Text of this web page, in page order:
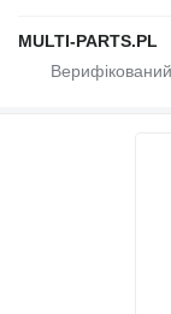
MULTI-PARTS.PL